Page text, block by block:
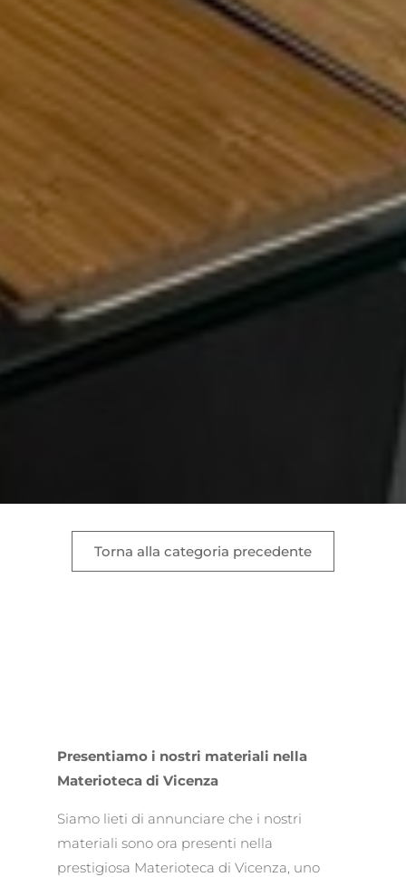
Torna alla categoria precedente
Presentiamo i nostri materiali nella
Materioteca di Vicenza
Siamo lieti di annunciare che i nostri
materiali sono ora presenti nella
prestigiosa Materioteca di Vicenza, uno